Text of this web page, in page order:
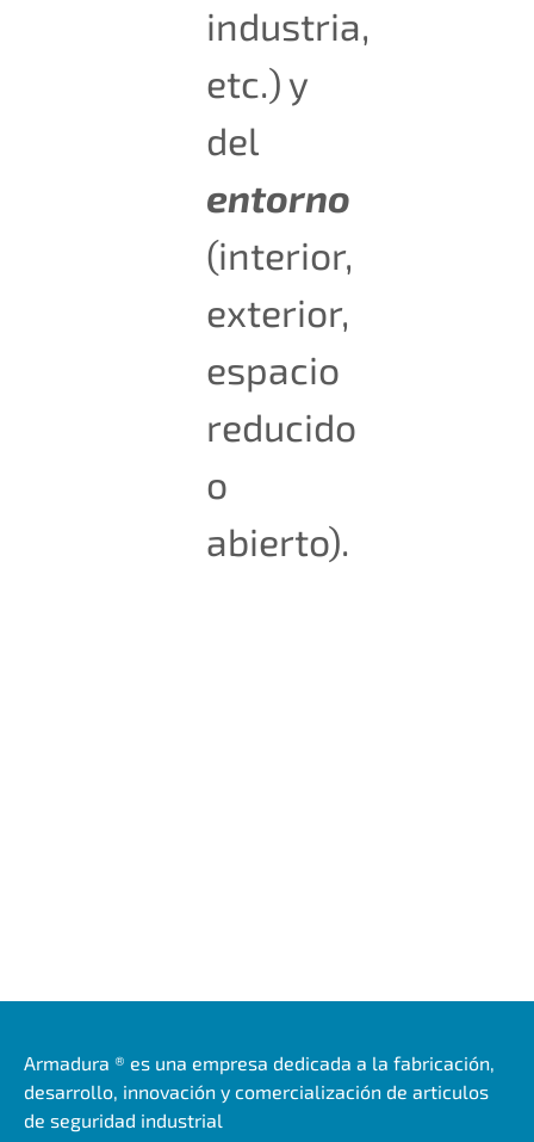
industria,
etc.) y
del
entorno
(interior,
exterior,
espacio
reducido
o
abierto).
Armadura ® es una empresa dedicada a la fabricación,
desarrollo, innovación y comercialización de articulos
de seguridad industrial